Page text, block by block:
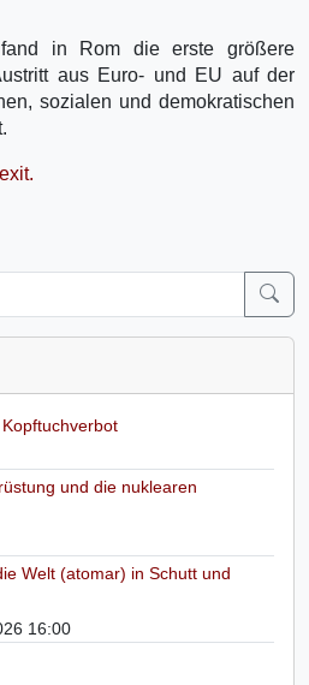
in Rom die erste größere
aus Euro- und EU auf der
sozialen und demokratischen
und die nuklearen
Welt (atomar) in Schutt und
16:00